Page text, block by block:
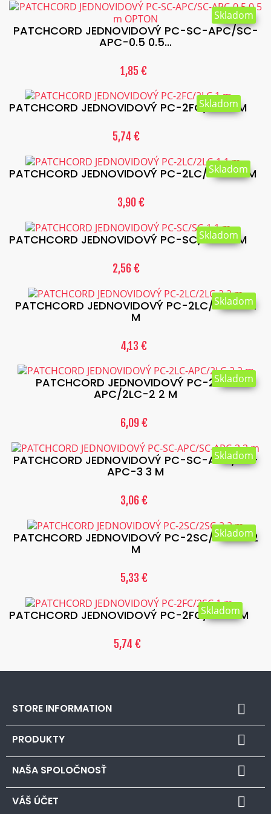
PATCHCORD JEDNOVIDOVÝ PC-SC-APC/SC-
APC-0.5 0.5...
1,85 €
Skladom
PATCHCORD JEDNOVIDOVÝ PC-2FC/2LC 1 M
5,74 €
Skladom
PATCHCORD JEDNOVIDOVÝ PC-2LC/2LC-1 1 M
3,90 €
Skladom
PATCHCORD JEDNOVIDOVÝ PC-SC/SC-1 1 M
2,56 €
Skladom
PATCHCORD JEDNOVIDOVÝ PC-2LC/2LC-2 2
M
4,13 €
Skladom
PATCHCORD JEDNOVIDOVÝ PC-2LC-
APC/2LC-2 2 M
6,09 €
Skladom
PATCHCORD JEDNOVIDOVÝ PC-SC-APC/SC-
APC-3 3 M
3,06 €
Skladom
PATCHCORD JEDNOVIDOVÝ PC-2SC/2SC-2 2
M
5,33 €
Skladom
PATCHCORD JEDNOVIDOVÝ PC-2FC/2SC 1 M
5,74 €
Skladom
STORE INFORMATION 
PRODUKTY 
NAŠA SPOLOČNOSŤ 
VÁŠ ÚČET 